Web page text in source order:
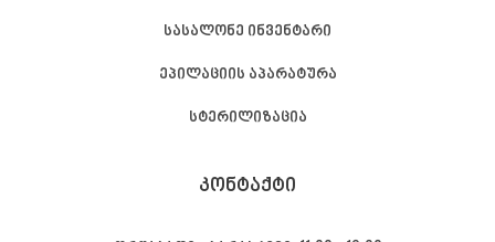
სასალონე ინვენტარი
ეპილაციის აპარატურა
სტერილიზაცია
ᲙᲝᲜᲢᲐᲥᲢᲘ